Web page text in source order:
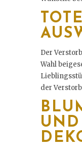
Der
Wahl
der
UND